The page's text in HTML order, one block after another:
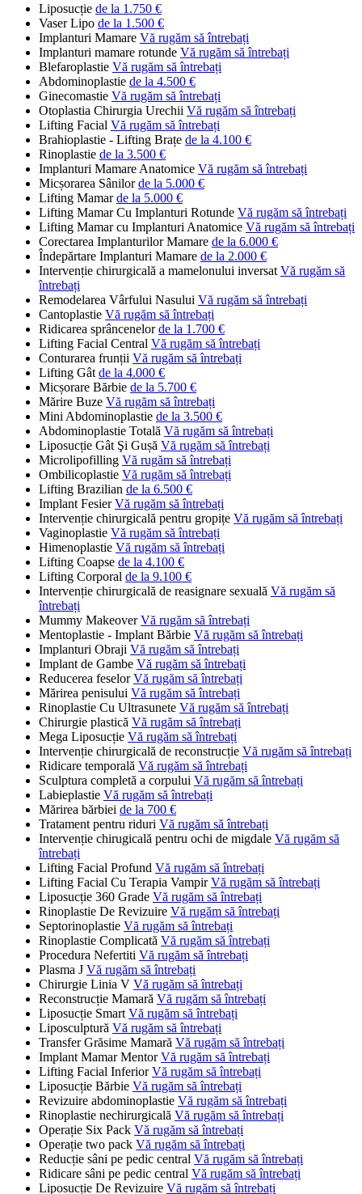
Liposucție de la 1.750 €
Vaser Lipo de la 1.500 €
Implanturi Mamare Vă rugăm să întrebați
Implanturi mamare rotunde Vă rugăm să întrebați
Blefaroplastie Vă rugăm să întrebați
Abdominoplastie de la 4.500 €
Ginecomastie Vă rugăm să întrebați
Otoplastia Chirurgia Urechii Vă rugăm să întrebați
Lifting Facial Vă rugăm să întrebați
Brahioplastie - Lifting Brațe de la 4.100 €
Rinoplastie de la 3.500 €
Implanturi Mamare Anatomice Vă rugăm să întrebați
Micșorarea Sânilor de la 5.000 €
Lifting Mamar de la 5.000 €
Lifting Mamar Cu Implanturi Rotunde Vă rugăm să întrebați
Lifting Mamar cu Implanturi Anatomice Vă rugăm să întrebați
Corectarea Implanturilor Mamare de la 6.000 €
Îndepărtare Implanturi Mamare de la 2.000 €
Intervenție chirurgicală a mamelonului inversat Vă rugăm să
întrebați
Remodelarea Vârfului Nasului Vă rugăm să întrebați
Cantoplastie Vă rugăm să întrebați
Ridicarea sprâncenelor de la 1.700 €
Lifting Facial Central Vă rugăm să întrebați
Conturarea frunții Vă rugăm să întrebați
Lifting Gât de la 4.000 €
Micșorare Bărbie de la 5.700 €
Mărire Buze Vă rugăm să întrebați
Mini Abdominoplastie de la 3.500 €
Abdominoplastie Totală Vă rugăm să întrebați
Liposucție Gât Şi Gușă Vă rugăm să întrebați
Microlipofilling Vă rugăm să întrebați
Ombilicoplastie Vă rugăm să întrebați
Lifting Brazilian de la 6.500 €
Implant Fesier Vă rugăm să întrebați
Intervenție chirurgicală pentru gropițe Vă rugăm să întrebați
Vaginoplastie Vă rugăm să întrebați
Himenoplastie Vă rugăm să întrebați
Lifting Coapse de la 4.100 €
Lifting Corporal de la 9.100 €
Intervenție chirurgicală de reasignare sexuală Vă rugăm să
întrebați
Mummy Makeover Vă rugăm să întrebați
Mentoplastie - Implant Bărbie Vă rugăm să întrebați
Implanturi Obraji Vă rugăm să întrebați
Implant de Gambe Vă rugăm să întrebați
Reducerea feselor Vă rugăm să întrebați
Mărirea penisului Vă rugăm să întrebați
Rinoplastie Cu Ultrasunete Vă rugăm să întrebați
Chirurgie plastică Vă rugăm să întrebați
Mega Liposucție Vă rugăm să întrebați
Intervenție chirurgicală de reconstrucție Vă rugăm să întrebați
Ridicare temporală Vă rugăm să întrebați
Sculptura completă a corpului Vă rugăm să întrebați
Labieplastie Vă rugăm să întrebați
Mărirea bărbiei de la 700 €
Tratament pentru riduri Vă rugăm să întrebați
Intervenție chirugicală pentru ochi de migdale Vă rugăm să
întrebați
Lifting Facial Profund Vă rugăm să întrebați
Lifting Facial Cu Terapia Vampir Vă rugăm să întrebați
Liposucție 360 Grade Vă rugăm să întrebați
Rinoplastie De Revizuire Vă rugăm să întrebați
Septorinoplastie Vă rugăm să întrebați
Rinoplastie Complicată Vă rugăm să întrebați
Procedura Nefertiti Vă rugăm să întrebați
Plasma J Vă rugăm să întrebați
Chirurgie Linia V Vă rugăm să întrebați
Reconstrucție Mamară Vă rugăm să întrebați
Liposucție Smart Vă rugăm să întrebați
Liposculptură Vă rugăm să întrebați
Transfer Grăsime Mamară Vă rugăm să întrebați
Implant Mamar Mentor Vă rugăm să întrebați
Lifting Facial Inferior Vă rugăm să întrebați
Liposucție Bărbie Vă rugăm să întrebați
Revizuire abdominoplastie Vă rugăm să întrebați
Rinoplastie nechirurgicală Vă rugăm să întrebați
Operație Six Pack Vă rugăm să întrebați
Operație two pack Vă rugăm să întrebați
Reducție sâni pe pedic central Vă rugăm să întrebați
Ridicare sâni pe pedic central Vă rugăm să întrebați
Liposucție De Revizuire Vă rugăm să întrebați